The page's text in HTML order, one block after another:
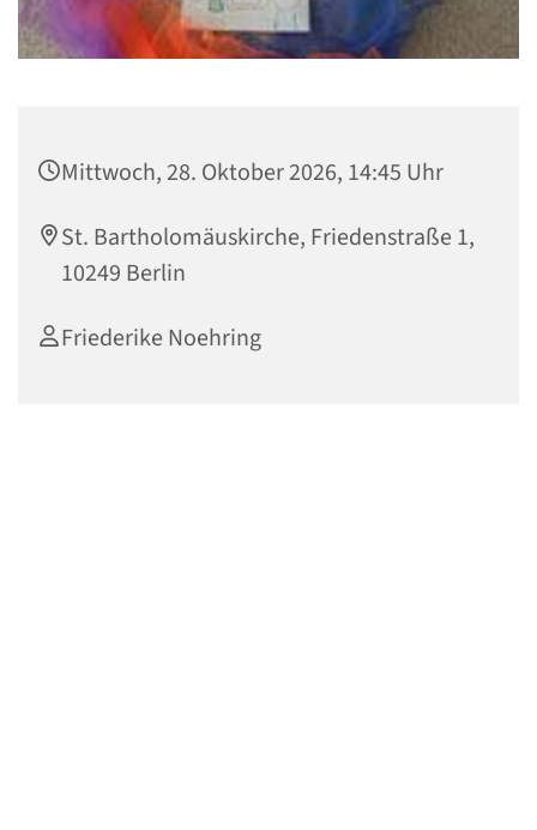
Mittwoch, 28. Oktober 2026, 14:45 Uhr
St. Bartholomäuskirche, Friedenstraße 1,
10249 Berlin
Friederike Noehring